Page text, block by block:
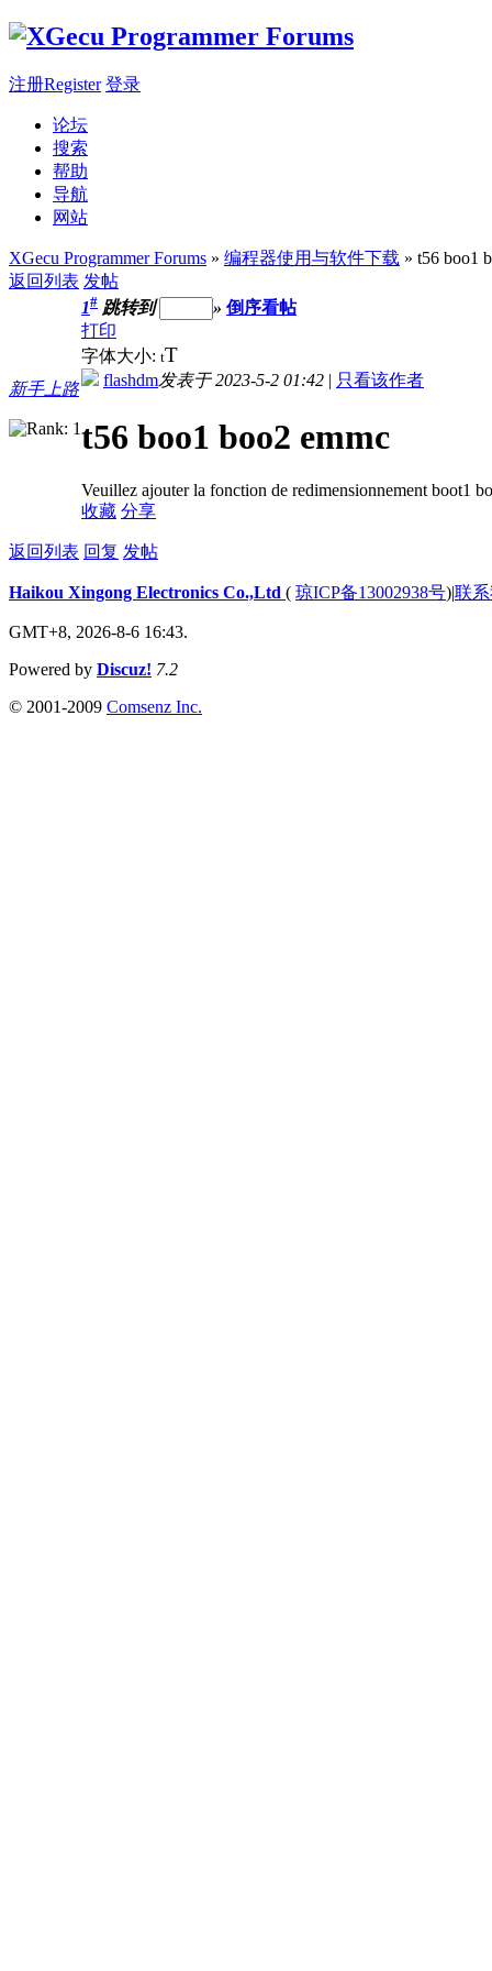
注册Register 登录
论坛
搜索
帮助
导航
网站
XGecu Programmer Forums » 编程器使用与软件下载 » t56 boo1
返回列表 发帖
新手上路
1# 跳转到 » 倒序看帖
打印
字体大小: tT
flashdm发表于 2023-5-2 01:42 | 只看该作者
t56 boo1 boo2 emmc
Veuillez ajouter la fonction de redimensionnement boot1
收藏 分享
返回列表 回复 发帖
Haikou Xingong Electronics Co.,Ltd ( 琼ICP备13002938号)|联
GMT+8, 2026-8-6 16:43.
Powered by Discuz! 7.2
© 2001-2009 Comsenz Inc.